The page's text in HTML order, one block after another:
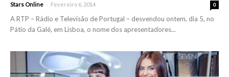
Stars Online - Fevereiro 6, 2014 0
A RTP – Rádio e Televisão de Portugal – desvendou ontem, dia 5, no
Pátio da Galé, em Lisboa, o nome dos apresentadores...